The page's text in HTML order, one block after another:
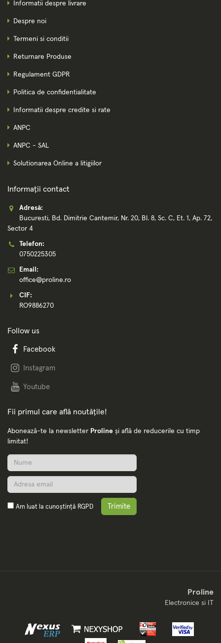
Informatii despre livrare
Despre noi
Termeni si conditii
Returnare Produse
Regulament GDPR
Politica de confidentialitate
Informatii despre credite si rate
ANPC
ANPC - SAL
Solutionarea Online a litigiilor
Informații contact
Adresă:
Bucuresti, Bd. Dimitrie Cantemir, Nr. 20, Bl. 8, Sc. C, Et. 1, Ap. 72,
Sector 4
Telefon:
0750225305
Email:
office@proline.ro
CIF:
RO9886270
Follow us
Facebook
Instagram
Youtube
Fii primul care află noutățile!
Abonează-te la newsletter Proline și află de reducerile cu timp
limitat!
Am luat la cunoștință RGPD Trimite
Proline
Electronice si IT